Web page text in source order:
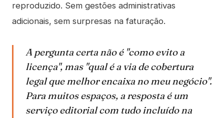
reproduzido. Sem gestões administrativas
adicionais, sem surpresas na faturação.
A pergunta certa não é "como evito a
licença", mas "qual é a via de cobertura
legal que melhor encaixa no meu negócio".
Para muitos espaços, a resposta é um
serviço editorial com tudo incluído na